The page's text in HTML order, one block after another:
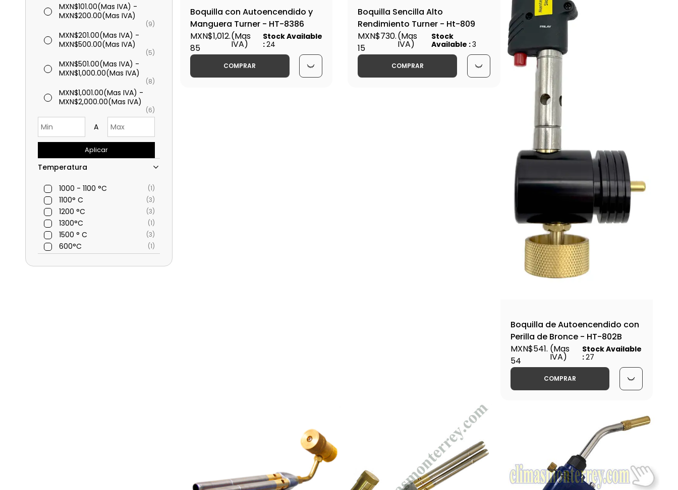
MXN$101.00(Mas IVA) -
MXN$200.00(Mas IVA)
(9)
MXN$201.00(Mas IVA) -
MXN$500.00(Mas IVA)
(5)
MXN$501.00(Mas IVA) -
MXN$1,000.00(Mas IVA)
(8)
MXN$1,001.00(Mas IVA) -
MXN$2,000.00(Mas IVA)
(6)
A
Aplicar
Temperatura
1000 - 1100 °C (1)
1100° C (3)
1200 °C (3)
1300°C (1)
1500 ° C (3)
600°C (1)
Boquilla con Autoencendido y
Manguera Turner - HT-8386
MXN$1,012.
85
(Mas
IVA)
Stock Available
:24
COMPRAR
Boquilla Sencilla Alto
Rendimiento Turner - Ht-809
MXN$730.
15
(Mas
IVA)
Stock
Available :3
COMPRAR
Boquilla de Autoencendido con
Perilla de Bronce - HT-802B
MXN$541.
54
(Mas
IVA)
Stock Available
:27
COMPRAR